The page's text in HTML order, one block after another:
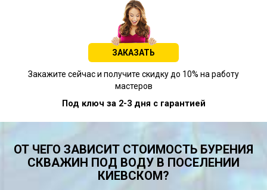
ЗАКАЗАТЬ
Закажите сейчас и получите скидку до 10% на работу
мастеров
Под ключ за 2-3 дня с гарантией
ОТ ЧЕГО ЗАВИСИТ СТОИМОСТЬ БУРЕНИЯ
СКВАЖИН ПОД ВОДУ В ПОСЕЛЕНИИ
КИЕВСКОМ?